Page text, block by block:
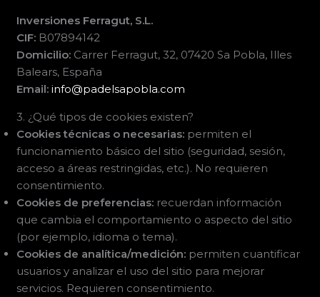
Inversiones Ferragut, S.L.
CIF: B07894142
Domicilio: Carrer Ferragut, 32, 07420 Sa Pobla, Illes
Balears, España
Email: info@padelsapobla.com
3. ¿Qué tipos de cookies existen?
Cookies técnicas o necesarias: permiten el
funcionamiento básico del sitio (seguridad, sesión,
acceso a áreas restringidas, etc.). No requieren
consentimiento.
Cookies de preferencias: recuerdan información
que cambia el comportamiento o aspecto del sitio
(por ejemplo, idioma o tema).
Cookies de analítica/medición: permiten cuantificar
usuarios y analizar el uso del sitio para mejorar
servicios. Requieren consentimiento.